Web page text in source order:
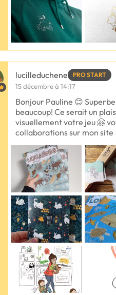
lucilleduchene PRO START
15 décembre à 14:17
Bonjour Pauline 😊
beaucoup! Ce serait un
visuellement votre jeu 🤗
collaborations sur mon site